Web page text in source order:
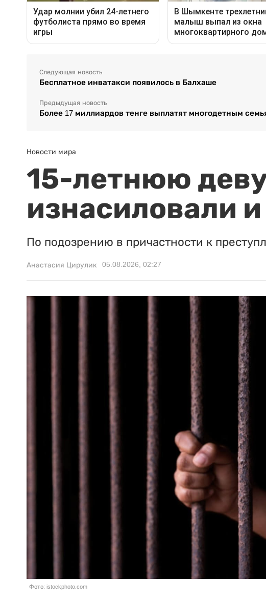
Следующая новость
Бесплатное инватакси появилось в Балхаше
Предыдущая новость
Более 17 миллиардов тенге выплатят многодетным
Новости мира
15-летнюю
изнасиловали
По подозрению в причастности к
Анастасия Цирулик 05.08.2026, 02:27
Фото: istockphoto.com